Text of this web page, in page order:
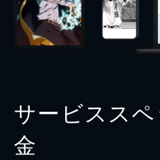
サービスス
金